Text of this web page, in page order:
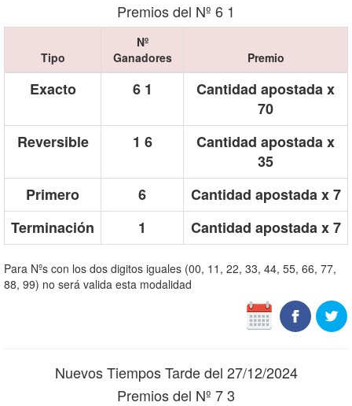
Premios del Nº 6 1
Tipo
Nº
Ganadores
Premio
Exacto 6 1
Cantidad apostada x
70
Reversible
1 6
Cantidad apostada x
35
Primero
6
Cantidad apostada x 7
Terminación
1 Cantidad apostada x 7
Para Nºs con los dos digitos iguales (00, 11, 22, 33, 44, 55, 66, 77,
88, 99) no será valida esta modalidad
Nuevos Tiempos Tarde del 27/12/2024
Premios del Nº 7 3